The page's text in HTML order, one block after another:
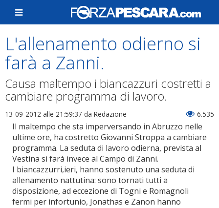
L'allenamento odierno si
farà a Zanni.
Causa maltempo i biancazzuri costretti a
cambiare programma di lavoro.
13-09-2012 alle 21:59:37 da Redazione 6.535
Il maltempo che sta imperversando in Abruzzo nelle
ultime ore, ha costretto Giovanni Stroppa a cambiare
programma. La seduta di lavoro odierna, prevista al
Vestina si farà invece al Campo di Zanni.
I biancazzurri,ieri, hanno sostenuto una seduta di
allenamento nattutina: sono tornati tutti a
disposizione, ad eccezione di Togni e Romagnoli
fermi per infortunio, Jonathas e Zanon hanno